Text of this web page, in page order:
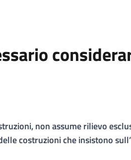
non assume rilievo
costruzioni che insistono